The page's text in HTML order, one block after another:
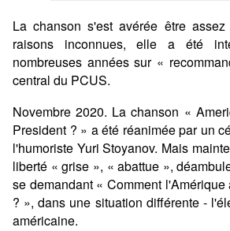
La chanson s'est avérée être
raisons inconnues, elle a été
nombreuses années sur «
central du PCUS.
Novembre 2020. La chanson «
President ? » a été réanimée par un
l'humoriste Yuri Stoyanov. Mais
liberté « grise », « abattue »,
se demandant « Comment
? », dans une situation différente -
américaine.